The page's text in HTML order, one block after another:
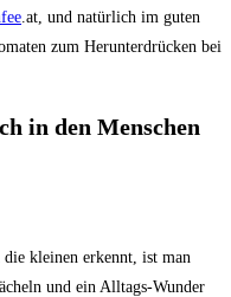
.at, und natürlich im guten
zum Herunterdrücken bei
in den Menschen
kleinen erkennt, ist man
und ein Alltags-Wunder